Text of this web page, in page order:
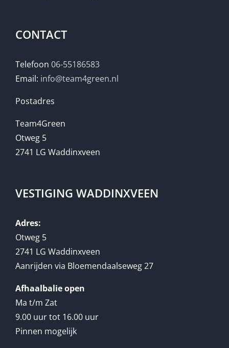
CONTACT
Telefoon 06-55186583
Email: info@team4green.nl
Postadres
Team4Green
Otweg 5
2741 LG Waddinxveen
VESTIGING WADDINXVEEN
Adres:
Otweg 5
2741 LG Waddinxveen
Aanrijden via Bloemendaalseweg 27
Afhaalbalie open
Ma t/m Zat
9.00 uur tot 16.00 uur
Pinnen mogelijk